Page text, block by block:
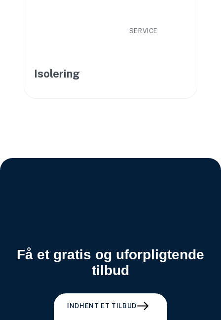
SERVICE
Isolering
Få et gratis og uforpligtende
tilbud
INDHENT ET TILBUD